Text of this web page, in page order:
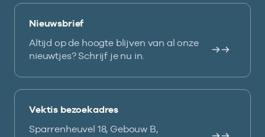
Nieuwsbrief
Altijd op de hoogte blijven van al onze
nieuwtjes? Schrijf je nu in.
Vektis bezoekadres
Sparrenheuvel 18, Gebouw B,